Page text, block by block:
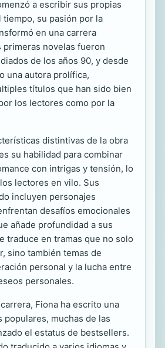
a escribir sus propias
tiempo, su pasión por la
en una carrera
primeras novelas fueron
de los años 90, y desde
una autora prolífica,
títulos que han sido bien
los lectores como por la
distintivas de la obra
su habilidad para combinar
con intrigas y tensión, lo
lectores en vilo. Sus
incluyen personajes
desafíos emocionales
añade profundidad a sus
traduce en tramas que no solo
sino también temas de
personal y la lucha entre
personales.
Fiona ha escrito una
populares, muchas de las
el estatus de bestsellers.